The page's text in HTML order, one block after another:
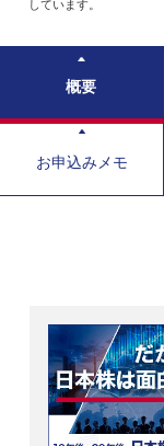
しています。
概要
お申込みメモ